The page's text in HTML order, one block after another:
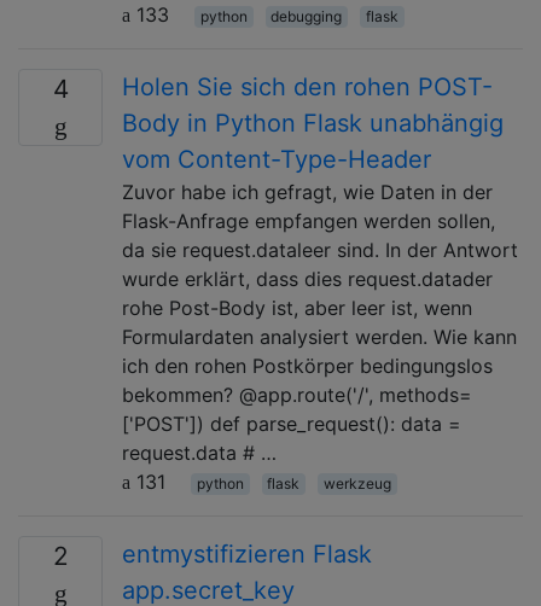
133
python debugging flask
4
Holen Sie sich den rohen POST-
Body in Python Flask unabhängig
vom Content-Type-Header
Zuvor habe ich gefragt, wie Daten in der
Flask-Anfrage empfangen werden sollen,
da sie request.dataleer sind. In der Antwort
wurde erklärt, dass dies request.datader
rohe Post-Body ist, aber leer ist, wenn
Formulardaten analysiert werden. Wie kann
ich den rohen Postkörper bedingungslos
bekommen? @app.route('/', methods=
['POST']) def parse_request(): data =
request.data # …
131
python flask werkzeug
2
entmystifizieren Flask
app.secret_key